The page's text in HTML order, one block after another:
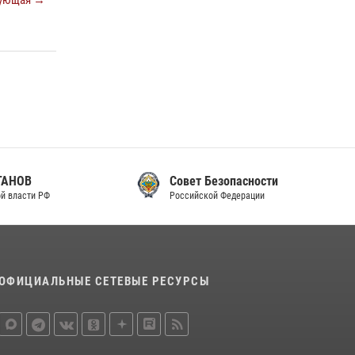
Совет Безопасности
Российской Федерации
СЕТЕВЫЕ РЕСУРСЫ